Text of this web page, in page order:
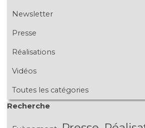
Newsletter
Presse
Réalisations
Vidéos
Toutes les catégories
Sauter le bloc Recherche
Recherche